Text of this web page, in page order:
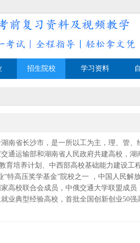
招生院校 学习资料
省长沙市，是一所以工为主，理、管、
通运输部和湖南省人民政府共建高校，湖
育培养计划、中西部高校基础能力建设工
“特高压奖学基金”院校之一 ，中国人民解
高校联合会成员，中俄交通大学联盟成员
业典型经验高校，首批全国创新创业50强